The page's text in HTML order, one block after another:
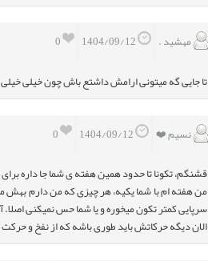
0
مهشید .
تا جایی گه میتونی ارامش داشتع باش چون خیلی
0
نسیم ❤️
قشنگم، تکونا تا حدود همین هفته ی شما جا داره
من هفته ام با شما یکیه، هر چیزی که من دارم
سرپایی کمتر تکون میخوره و یا شما حس نمیکنی
الان دیگه حرکاتش باید طوری باشه که از نفخ و